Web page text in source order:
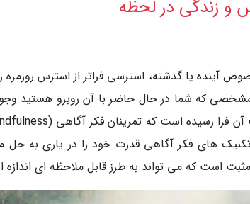
و زندگی در لحظه
آینده یا گذشته، استرسی فراتر از استرس
که شما در حال حاضر با آن روبرو هستید
های فکر آگاهی قدرت خود را در یاری به حل
مثبت است که می تواند به طرز قابل ملاحظه ای